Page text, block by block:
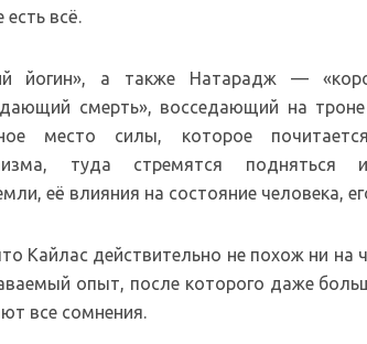
всё.
йогин», а также Натарадж —
смерть», восседающий на троне
место силы, которое
туда стремятся
её влияния на состояние человека,
Кайлас действительно не похож ни на
опыт, после которого даже
все сомнения.